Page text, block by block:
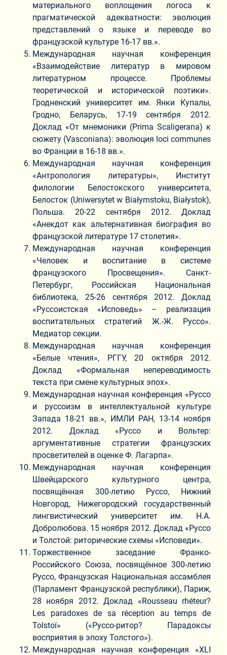
материального воплощения логоса к
прагматической адекватности: эволюция
представлений о языке и переводе во
французской культуре 16-17 вв.».
Международная научная конференция
«Взаимодействие литератур в мировом
литературном процессе. Проблемы
теоретической и исторической поэтики».
Гродненский университет им. Янки Купалы,
Гродно, Беларусь, 17-19 сентября 2012.
Доклад «От мнемоники (Prima Scaligerana) к
сюжету (Vasconiana): эволюция loci communes
во Франции в 16-18 вв.».
Международная научная конференция
«Антропология литературы», Институт
филологии Белостокского университета,
Белосток (Uniwersytet w Białymstoku, Białystok),
Польша. 20-22 сентября 2012. Доклад
«Анекдот как альтернативная биография во
французской литературе 17 столетия».
Международная научная конференция
«Человек и воспитание в системе
французского Просвещения». Санкт-
Петербург, Российская Национальная
библиотека, 25-26 сентября 2012. Доклад
«Руссоистская «Исповедь» – реализация
воспитательных стратегий Ж.-Ж. Руссо».
Медиатор секции.
Международная научная конференция
«Белые чтения», РГГУ, 20 октября 2012.
Доклад «Формальная непереводимость
текста при смене культурных эпох».
Международная научная конференция «Руссо
и руссоизм в интеллектуальной культуре
Запада 18-21 вв.», ИМЛИ РАН, 13-14 ноября
2012. Доклад «Руссо и Вольтер:
аргументативные стратегии французских
просветителей в оценке Ф. Лагарпа».
Международная научная конференция
Швейцарского культурного центра,
посвящённая 300-летию Руссо, Нижний
Новгород, Нижегородский государственный
лингвистический университет им. Н.А.
Добролюбова. 15 ноября 2012. Доклад «Руссо
и Толстой: риторические схемы «Исповеди».
Торжественное заседание Франко-
Российского Союза, посвящённое 300-летию
Руссо, Французская Национальная ассамблея
(Парламент Французской республики), Париж,
28 ноября 2012. Доклад «Rousseau rhéteur?
Les paradoxes de sa réception au temps de
Tolstoï» («Руссо-ритор? Парадоксы
восприятия в эпоху Толстого»).
Международная научная конференция «XLI